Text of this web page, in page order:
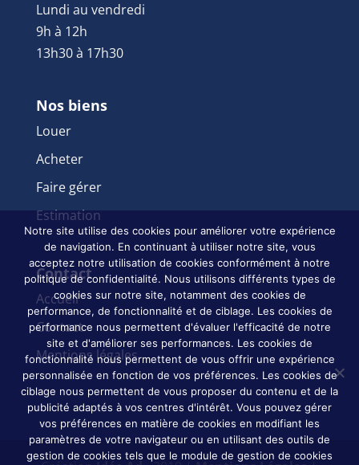
Lundi au vendredi
9h à 12h
13h30 à 17h30
Nos biens
Louer
Acheter
Faire gérer
Estimation
Contact
Accueil
Contact
Mentions légales
Notre site utilise des cookies pour améliorer votre expérience
de navigation. En continuant à utiliser notre site, vous
acceptez notre utilisation de cookies conformément à notre
politique de confidentialité. Nous utilisons différents types de
cookies sur notre site, notamment des cookies de
performance, de fonctionnalité et de ciblage. Les cookies de
performance nous permettent d'évaluer l'efficacité de notre
site et d'améliorer ses performances. Les cookies de
fonctionnalité nous permettent de vous offrir une expérience
personnalisée en fonction de vos préférences. Les cookies de
ciblage nous permettent de vous proposer du contenu et de la
publicité adaptés à vos centres d'intérêt. Vous pouvez gérer
vos préférences en matière de cookies en modifiant les
paramètres de votre navigateur ou en utilisant des outils de
gestion de cookies tels que le module de gestion de cookies